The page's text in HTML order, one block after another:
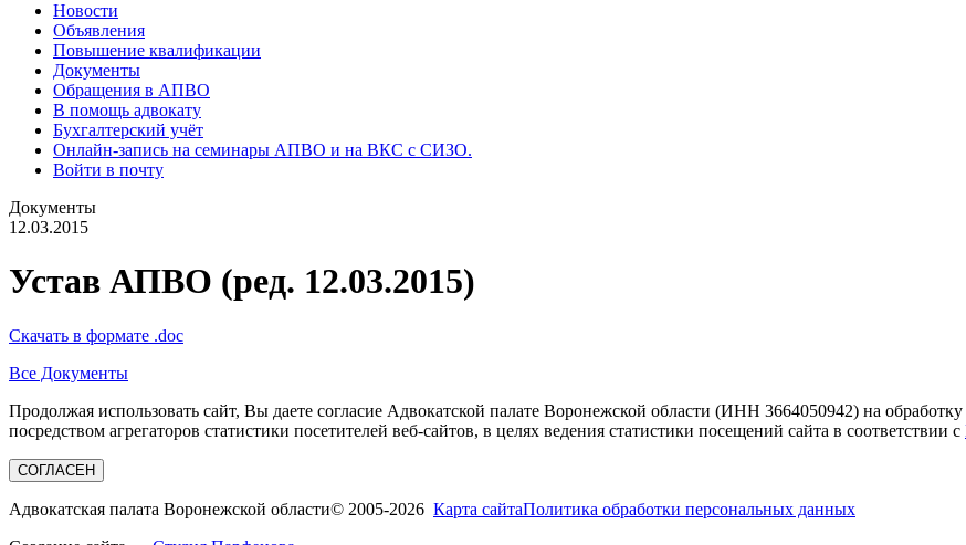
Новости
Объявления
Повышение квалификации
Документы
Обращения в АПВО
В помощь адвокату
Бухгалтерский учёт
Онлайн-запись на семинары АПВО и на ВКС с СИЗО.
Войти в почту
Документы
12.03.2015
Устав АПВО (ред. 12.03.2015)
Скачать в формате .doc
Все Документы
Продолжая использовать сайт, Вы даете согласие Адвокатской палате Воронежской области (ИНН 3664050942) на
посредством агрегаторов статистики посетителей веб-сайтов, в целях ведения статистики посещений сайта в соответствии с
СОГЛАСЕН
Адвокатская палата Воронежской области© 2005-2026 Карта сайтаПолитика обработки персональных данных